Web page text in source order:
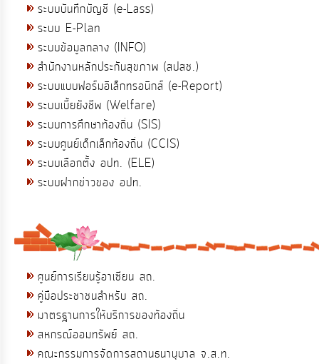
ระบบบันทึกบัญชี (e-Lass)
ระบบ E-Plan
ระบบข้อมูลกลาง (INFO)
สำนักงานหลักประกันสุขภาพ (สปสช.)
ระบบแบบฟอร์มอิเล็กทรอนิกส์ (e-Report)
ระบบเบี้ยยังชีพ (Welfare)
ระบบการศึกษาท้องถิ่น (SIS)
ระบบศูนย์เด็กเล็กท้องถิ่น (CCIS)
ระบบเลือกตั้ง อปท. (ELE)
ระบบฝากข่าวของ อปท.
ศูนย์การเรียนรู้อาเซียน สถ.
คู่มือประชาชนสำหรับ สถ.
มาตรฐานการให้บริการของท้องถิ่น
สหกรณ์ออมทรัพย์ สถ.
คณะกรรมการจัดการสถานธนานุบาล จ.ส.ท.